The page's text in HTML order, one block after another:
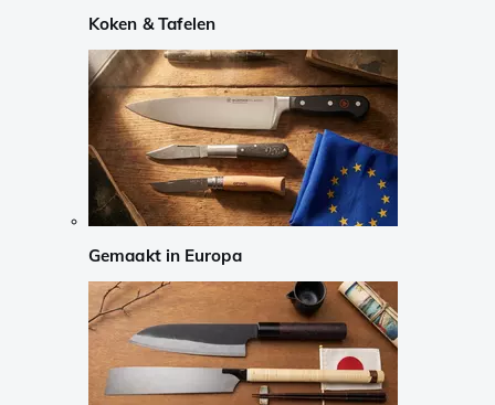
Koken & Tafelen
Gemaakt in Europa